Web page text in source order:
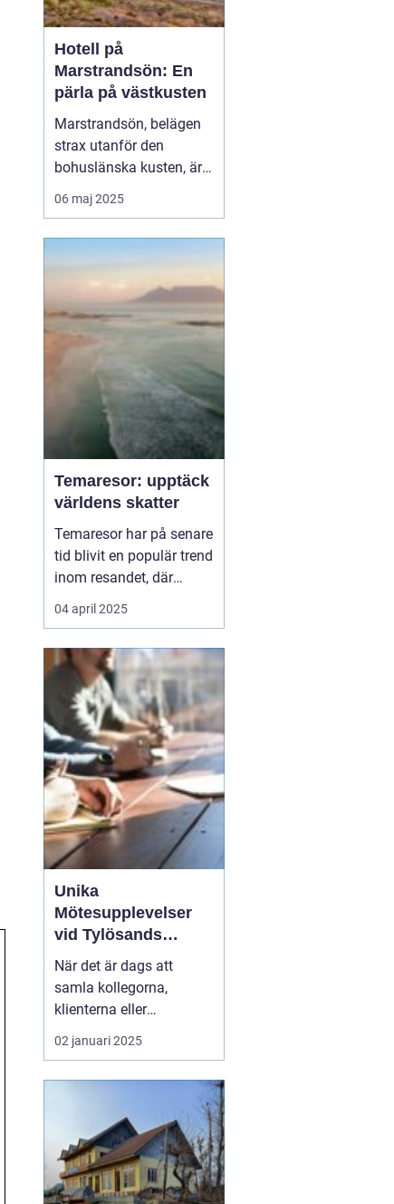
Hotell på
Marstrandsön: En
pärla på västkusten
Marstrandsön, belägen
strax utanför den
bohuslänska kusten, är
känd som en av Sveriges
mest charmiga och
en rik historia och en
slående naturlig skönhet,
vilket gör den til...
06 maj 2025
Temaresor: upptäck
världens skatter
Temaresor har på senare
tid blivit en populär trend
inom resandet, där
resenärer får möjlighet
att fördjupa sig i
passioner medan de
utforskar nya
destinationer. Oavsett
om det handlar om...
04 april 2025
Unika
Mötesupplevelser
vid Tylösands
Stränder
När det är dags att
samla kollegorna,
klienterna eller
branschpartnerna för en
konferens är valet av
öka kreativiteten, stärka
relationer och bidra till
framgång...
02 januari 2025